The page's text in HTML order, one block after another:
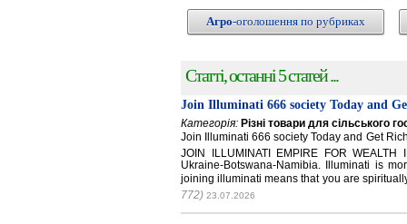
Агро-оголошення по рубриках
Статті, останні 5 статей ...
Join Illuminati 666 society Today and
Категорія: Різні товари для сільського
Join Illuminati 666 society Today and Get
JOIN ILLUMINATI EMPIRE FOR WEALTH
Ukraine-Botswana-Namibia. Illuminati is
joining illuminati means that you are
772) 23.07.2026